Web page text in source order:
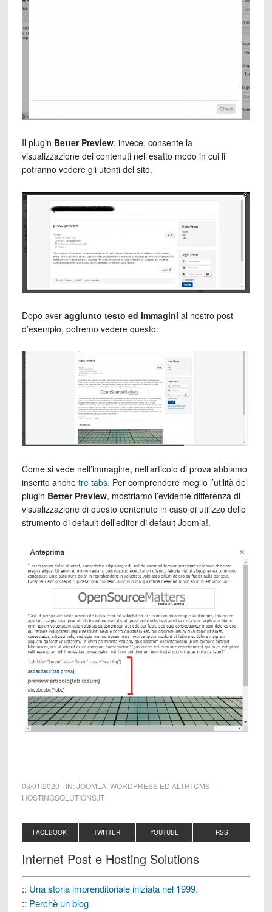
Il plugin Better Preview, invece, consente la
visualizzazione dei contenuti nell’esatto modo in cui li
potranno vedere gli utenti del sito.
Dopo aver aggiunto testo ed immagini al nostro post
d’esempio, potremo vedere questo:
Come si vede nell’immagine, nell’articolo di prova abbiamo
inserito anche tre tabs. Per comprendere meglio l’utilità del
plugin Better Preview, mostriamo l’evidente differenza di
visualizzazione di questo contenuto in caso di utilizzo dello
strumento di default dell’editor di default Joomla!.
03/01/2020 - IN:JOOMLA, WORDPRESS ED ALTRI CMS-
HOSTINGSOLUTIONS.IT
FACEBOOK TWITTER YOUTUBE RSS
Internet Post e Hosting Solutions
:: Una storia imprenditoriale iniziata nel 1999.
:: Perchè un blog.